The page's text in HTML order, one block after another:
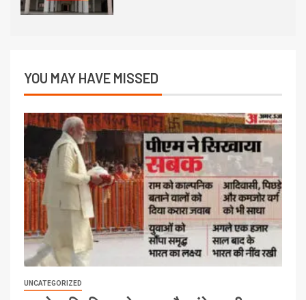
YOU MAY HAVE MISSED
UNCATEGORIZED